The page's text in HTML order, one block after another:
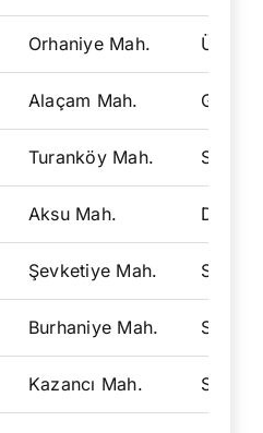
Orhaniye Mah.
Alaçam Mah.
Turanköy Mah.
Aksu Mah.
Şevketiye Mah.
Burhaniye Mah.
Kazancı Mah.